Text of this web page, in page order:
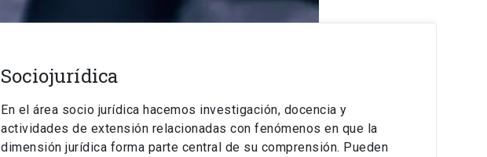
Sociojurídica
En el área socio jurídica hacemos investigación, docencia y
actividades de extensión relacionadas con fenómenos en que la
dimensión jurídica forma parte central de su comprensión. Pueden